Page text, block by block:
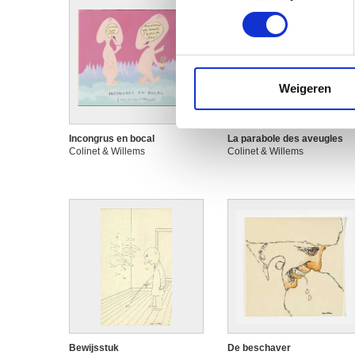
websiteverkeer te
media, adverteren en
Weigeren
Incongrus en bocal
Colinet & Willems
La parabole des aveugles
Colinet & Willems
Bewijsstuk
De beschaver